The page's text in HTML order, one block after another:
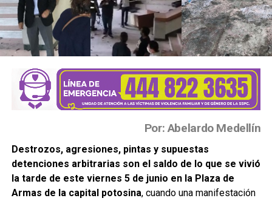
Por: Abelardo Medellín
Destrozos, agresiones, pintas y supuestas
detenciones arbitrarias son el saldo de lo que se vivió
la tarde de este viernes 5 de junio en la Plaza de
Armas de la capital potosina, cuando una manifestación